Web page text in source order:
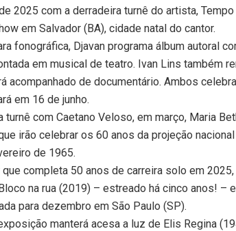
2025 com a derradeira turnê do artista,
em Salvador (BA), cidade natal do cantor.
fonográfica, Djavan programa álbum autoral
em musical de teatro. Ivan Lins também
acompanhado de documentário. Ambos
em 16 de junho.
turnê com Caetano Veloso, em março, Maria
irão celebrar os 60 anos da projeção
de 1965.
que completa 50 anos de carreira solo em
na rua (2019) – estreado há cinco anos! –
para dezembro em São Paulo (SP).
manterá acesa a luz de Elis Regina